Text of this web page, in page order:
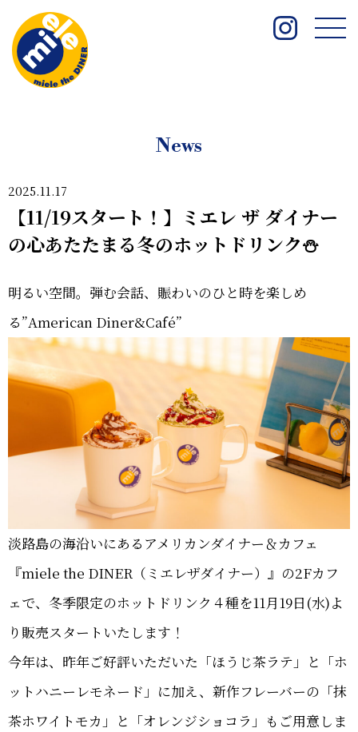
News
2025.11.17
【11/19スタート！】ミエレ ザ ダイナー
の心あたたまる冬のホットドリンク⛄
明るい空間。弾む会話、賑わいのひと時を楽しめ
る”American Diner&Café”
淡路島の海沿いにあるアメリカンダイナー＆カフェ
『miele the DINER（ミエレザダイナー）』の2Fカフ
ェで、冬季限定のホットドリンク４種を11月19日(水)よ
り販売スタートいたします！
今年は、昨年ご好評いただいた「ほうじ茶ラテ」と「ホ
ットハニーレモネード」に加え、新作フレーバーの「抹
茶ホワイトモカ」と「オレンジショコラ」もご用意しま